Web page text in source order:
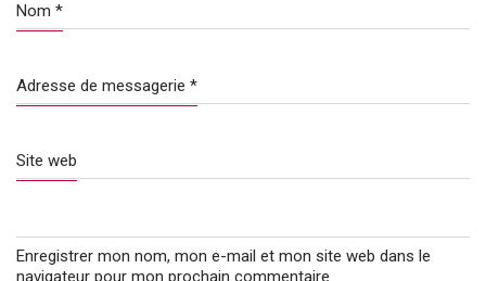
Nom *
Adresse de messagerie *
Site web
Enregistrer mon nom, mon e-mail et mon site web dans le